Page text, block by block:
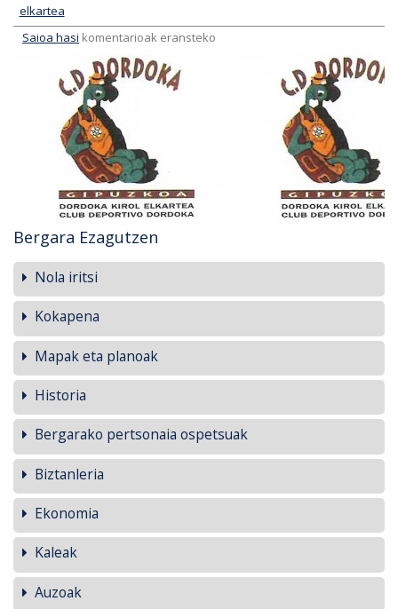
elkartea
Saioa hasi komentarioak eransteko
Bergara Ezagutzen
Nola iritsi
Kokapena
Mapak eta planoak
Historia
Bergarako pertsonaia ospetsuak
Biztanleria
Ekonomia
Kaleak
Auzoak